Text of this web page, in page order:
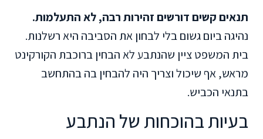
תנאים קשים דורשים זהירות רבה, לא התעלמות.
נהיגה ביום גשום בלי לבחון את הסביבה היא רשלנות.
בית המשפט ציין שהנתבע לא הבחין ברוכבת הקורקינט
מראש, אף שיכול וצריך היה להבחין בה בהתחשב
בתנאי הכביש.
בעיות בהוכחות של הנתבע